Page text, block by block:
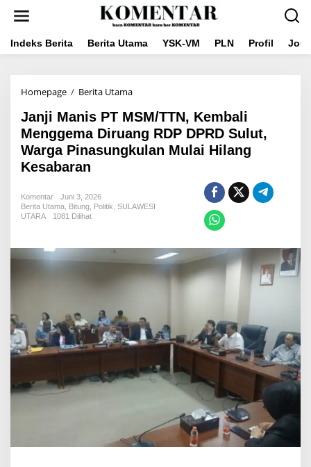
Indeks Berita Berita Utama YSK-VM PLN Profil
Homepage / Berita UtamaJanji
PT
MSM/TTN,
Kembali
Menggema
Sulut,
Hilang
Kesabaran
Janji Manis PT MSM/TTN, Kembali
Menggema Diruang RDP DPRD Sulut,
Warga Pinasungkulan Mulai Hilang
Kesabaran
Komentar
Juni 3, 2026
Berita Utama Bitung Politik SULAWESI
UTARA
1081 Dilihat